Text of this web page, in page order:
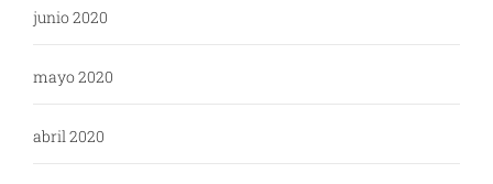
junio 2020
mayo 2020
abril 2020